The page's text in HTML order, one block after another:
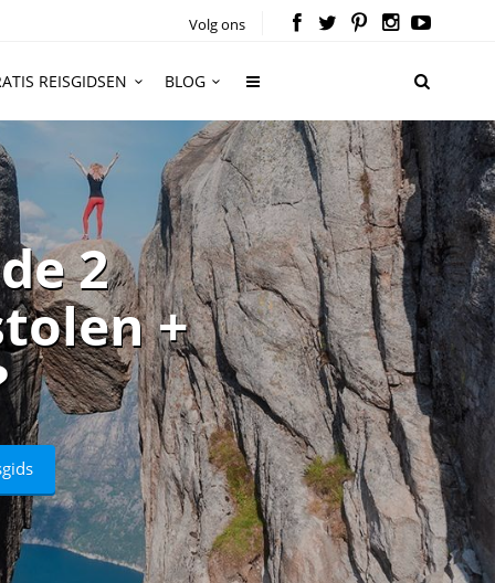
Volg ons
REISGIDSEN BLOG
2
+